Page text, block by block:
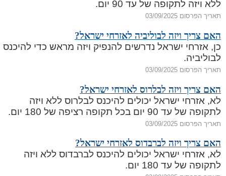
ללא ויזה לתקופה של עד 90 יום.
תאריך הפרסום 03/09/2025
האם צריך ויזה לבוליביה לאזרחי ישראל?
כן, אזרחי ישראל נדרשים להנפיק ויזה מראש כדי להיכנס
לבוליביה.
תאריך הפרסום 03/09/2025
האם צריך ויזה לבלרוס לאזרחי ישראל?
לא, אזרחי ישראל יכולים להיכנס לבלרוס ללא ויזה
לתקופה של עד 90 יום בכל תקופה רציפה של 180 יום.
תאריך הפרסום 03/09/2025
האם צריך ויזה לברבדוס לאזרחי ישראל?
לא, אזרחי ישראל יכולים להיכנס לברבדוס ללא ויזה
לתקופה של עד 180 יום.